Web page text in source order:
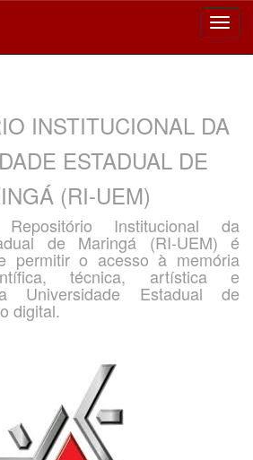
INSTITUCIONAL DA
ESTADUAL DE
(RI-UEM)
Institucional da
de Maringá (RI-UEM) é
permitir o acesso à memória
técnica, artística e
Universidade Estadual de
digital.